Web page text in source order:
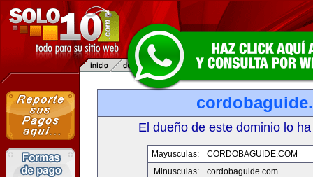
El dueño de este dominio lo
Mayusculas:
CORDOBAGUIDE.COM
Minusculas:
cordobaguide.com